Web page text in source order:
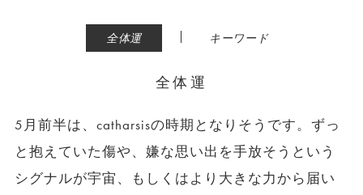
全体運 | キーワード
全体運
5月前半は、catharsisの時期となりそうです。ずっ
と抱えていた傷や、嫌な思い出を手放そうという
シグナルが宇宙、もしくはより大きな力から届い